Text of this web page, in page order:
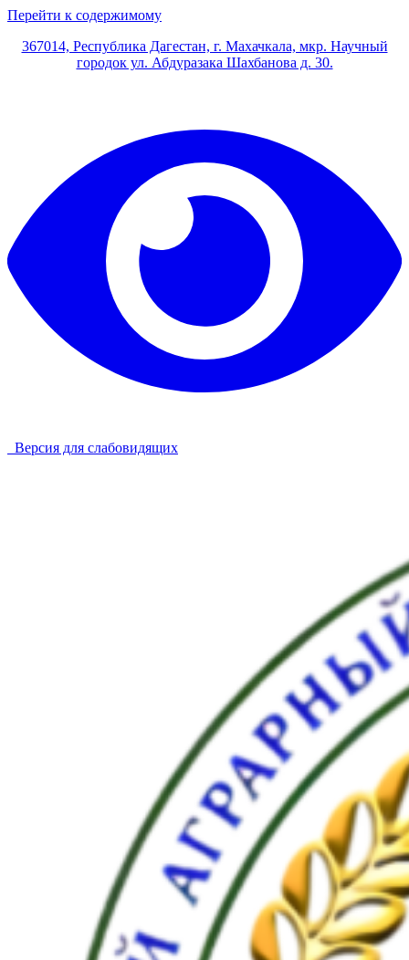
Перейти к содержимому
367014, Республика Дагестан, г. Махачкала, мкр. Научный
городок ул. Абдуразака Шахбанова д. 30.
Версия для слабовидящих